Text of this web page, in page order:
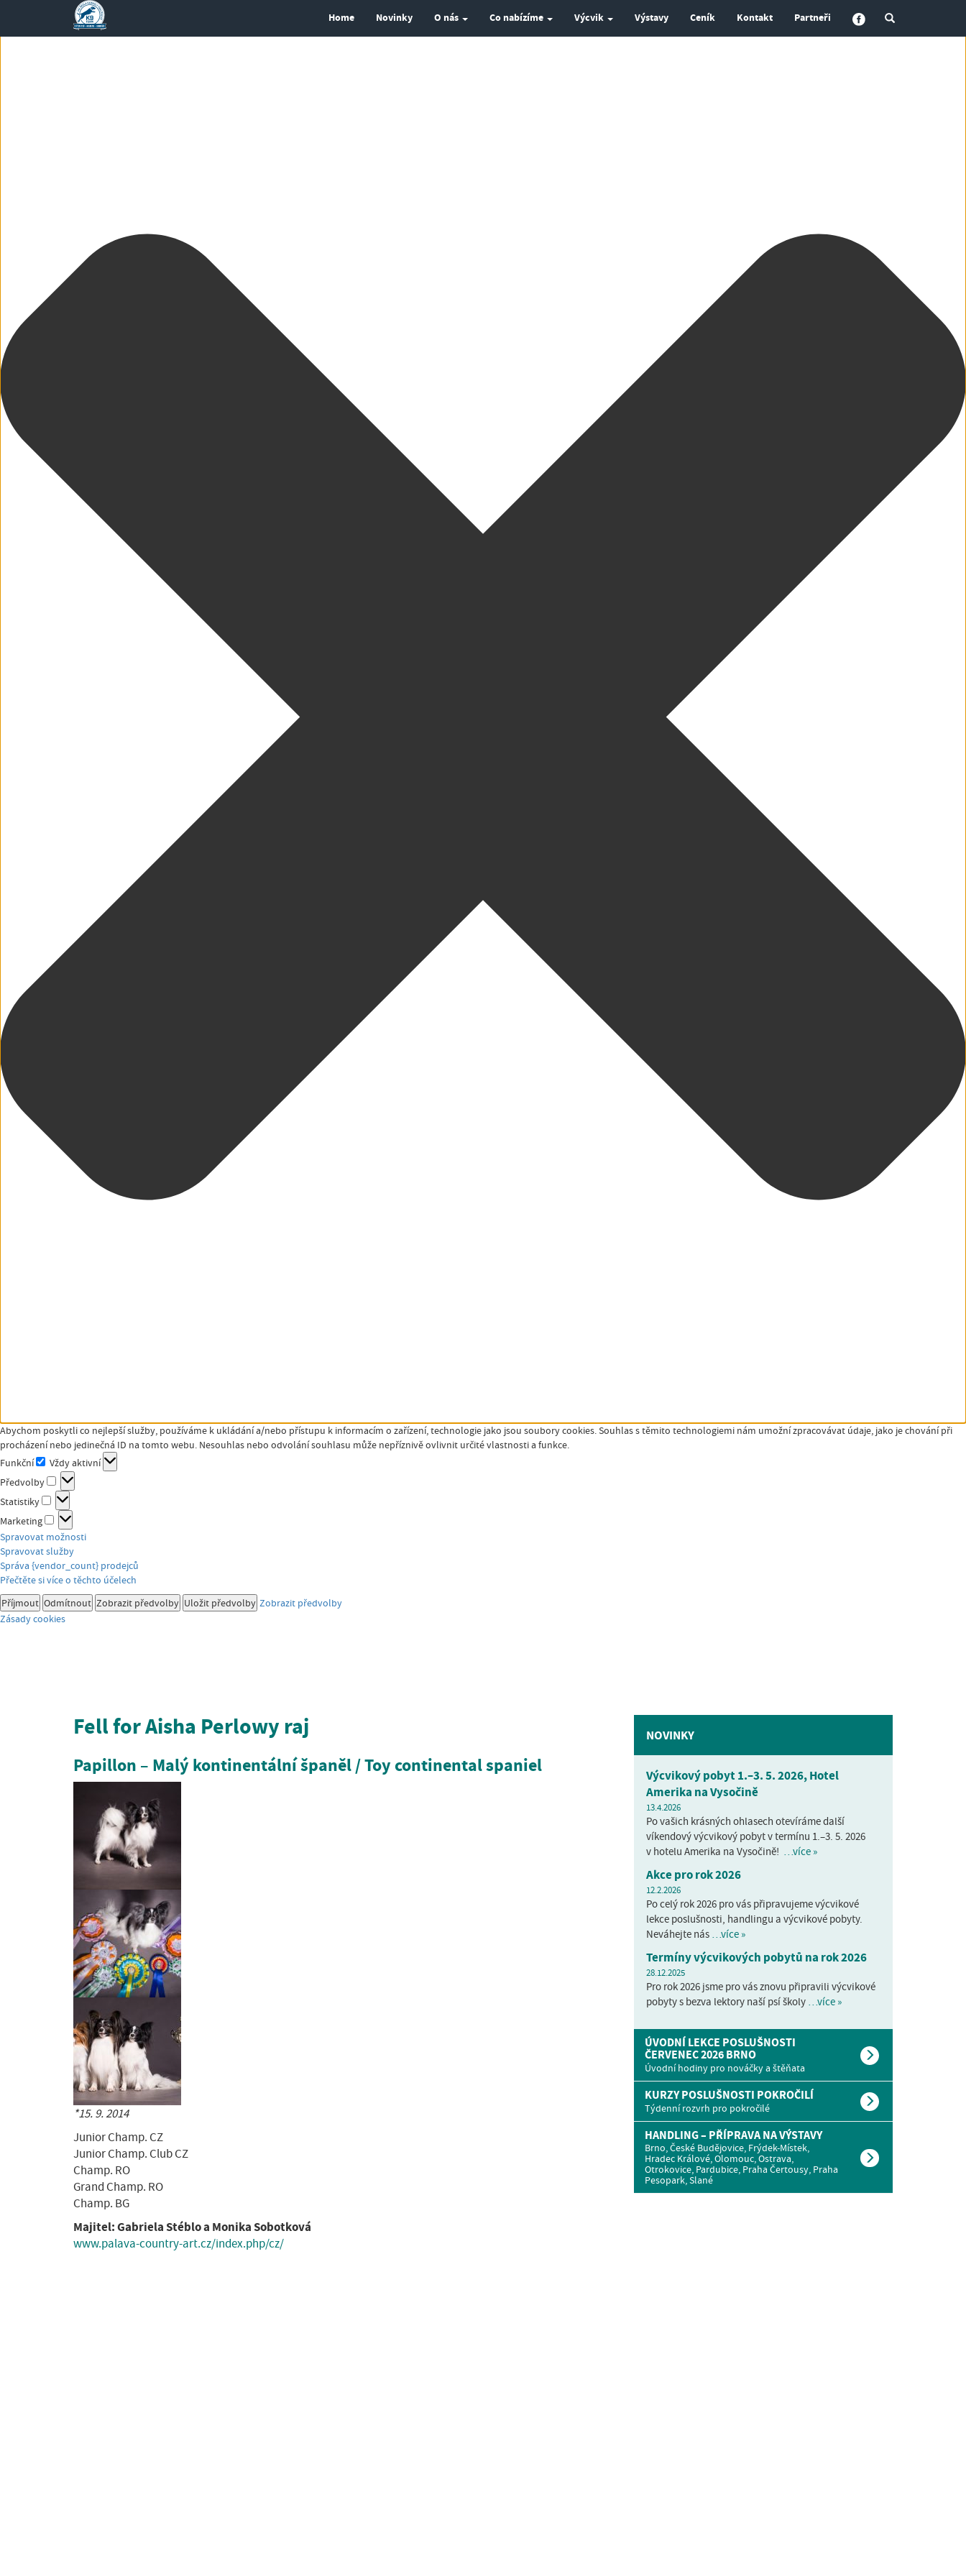
Spravovat Souhlas s cookies
Abychom poskytli co nejlepší služby, používáme k ukládání a/nebo přístupu k informacím o zařízení, technologie jako jsou soubory cookies. Souhlas s těmito technologiemi nám umožní zpracovávat údaje, jako je chování při
procházení nebo jedinečná ID na tomto webu. Nesouhlas nebo odvolání souhlasu může nepříznivě ovlivnit určité vlastnosti a funkce.
Funkční
Funkční
Vždy aktivní
Předvolby
Předvolby
Statistiky
Statistiky
Marketing
Marketing
Spravovat možnosti
Spravovat služby
Správa {vendor_count} prodejců
Přečtěte si více o těchto účelech
Příjmout Odmítnout Zobrazit předvolby Uložit předvolby Zobrazit předvolby
Zásady cookies
Home Novinky O nás Co nabízíme Výcvik Výstavy Ceník Kontakt Partneři
Fell for Aisha Perlowy raj
Papillon – Malý kontinentální španěl / Toy continental spaniel
*15. 9. 2014
Junior Champ. CZ
Junior Champ. Club CZ
Champ. RO
Grand Champ. RO
Champ. BG
Majitel: Gabriela Stéblo a Monika Sobotková
www.palava-country-art.cz/index.php/cz/
NOVINKY
Výcvikový pobyt 1.–3. 5. 2026, Hotel
Amerika na Vysočině
13.4.2026
Po vašich krásných ohlasech otevíráme další
víkendový výcvikový pobyt v termínu 1.–3. 5. 2026
v hotelu Amerika na Vysočině! …více »
Akce pro rok 2026
12.2.2026
Po celý rok 2026 pro vás připravujeme výcvikové
lekce poslušnosti, handlingu a výcvikové pobyty.
Neváhejte nás …více »
Termíny výcvikových pobytů na rok 2026
28.12.2025
Pro rok 2026 jsme pro vás znovu připravili výcvikové
pobyty s bezva lektory naší psí školy …více »
ÚVODNÍ LEKCE POSLUŠNOSTI
ČERVENEC 2026 BRNO
Úvodní hodiny pro nováčky a štěňata
KURZY POSLUŠNOSTI POKROČILÍ
Týdenní rozvrh pro pokročilé
HANDLING – PŘÍPRAVA NA VÝSTAVY
Brno, České Budějovice, Frýdek-Místek,
Hradec Králové, Olomouc, Ostrava,
Otrokovice, Pardubice, Praha Čertousy, Praha
Pesopark, Slané